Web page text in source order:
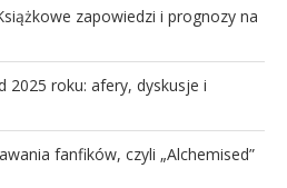
zapowiedzi i prognozy na
2025 roku: afery, dyskusje i
fanfików, czyli „Alchemised”